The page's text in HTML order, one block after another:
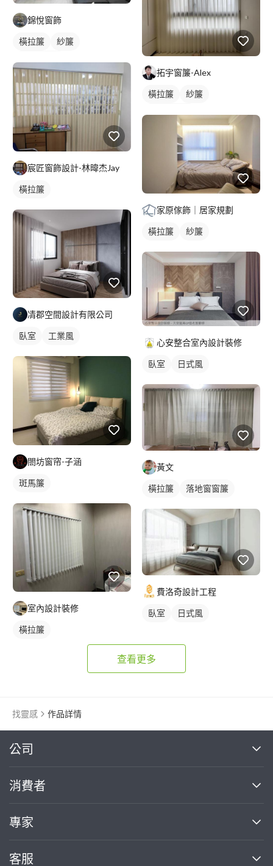
錦悅窗飾
橫拉簾
紗簾
宸匠窗飾設計-林暐杰Jay
橫拉簾
凊郡空間設計有限公司
臥室 工業風
閤坊窗帘-子涵
斑馬簾
室內設計裝修
橫拉簾
拓宇窗簾-Alex
橫拉簾
紗簾
家原傢飾｜居家規劃
橫拉簾 紗簾
心安整合室內設計裝修
臥室 日式風
黃文
橫拉簾 落地窗窗簾
費洛奇設計工程
臥室 日式風
查看更多
找靈感 作品詳情
公司
關於我們
部落格
加入我們
消費者
買服務
專家
案件中心
客服
繼續完成